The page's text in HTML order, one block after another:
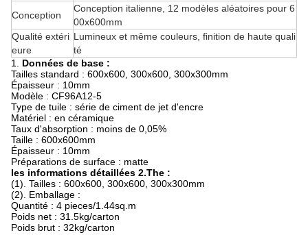
Conception
Conception italienne, 12 modèles aléatoires pour 6
00x600mm
Qualité extéri
eure
Lumineux et même couleurs, finition de haute quali
té
1. Données de base :
Tailles standard : 600x600, 300x600, 300x300mm
Épaisseur : 10mm
Modèle : CF96A12-5
Type de tuile : série de ciment de jet d'encre
Matériel : en céramique
Taux d'absorption : moins de 0,05%
Taille : 600x600mm
Épaisseur : 10mm
Préparations de surface : matte
les informations détaillées 2.The :
(1). Tailles : 600x600, 300x600, 300x300mm
(2). Emballage :
Quantité : 4 pieces/1.44sq.m
Poids net : 31.5kg/carton
Poids brut : 32kg/carton